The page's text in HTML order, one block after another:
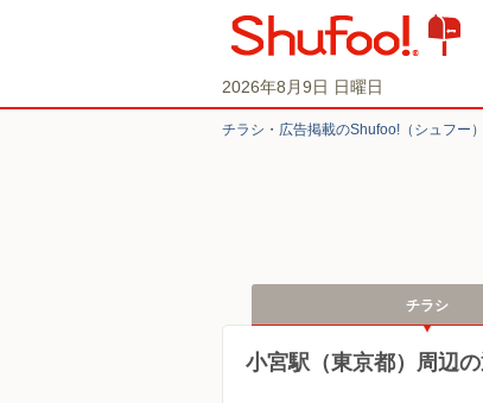
2026年8月9日 日曜日
チラシ・​広告掲載の​Shufoo!​（シュフー）
チラシ
小宮駅（東京都）周辺